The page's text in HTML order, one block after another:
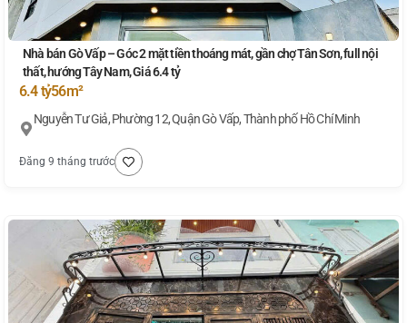
Nhà bán Gò Vấp – Góc 2 mặt tiền thoáng mát, gần chợ Tân Sơn, full nội
thất, hướng Tây Nam, Giá 6.4 tỷ
6.4 tỷ56m²
Nguyễn Tư Giả, Phường 12, Quận Gò Vấp, Thành phố Hồ Chí Minh
Đăng 9 tháng trước